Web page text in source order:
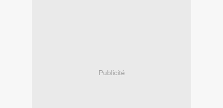
Publicité